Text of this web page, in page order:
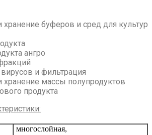
хранение буферов и сред для культур
ангро
и фильтрация
хранение массы полупродуктов
продукта
многослойная,